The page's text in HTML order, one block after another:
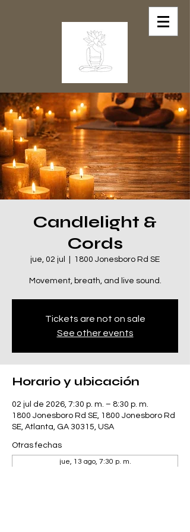
Candlelight &
Cords
jue, 02 jul 1800 Jonesboro Rd SE
Movement, breath, and live sound.
Tickets are not on sale
See other events
Horario y ubicación
02 jul de 2026, 7:30 p. m. – 8:30 p. m.
1800 Jonesboro Rd SE, 1800 Jonesboro Rd
SE, Atlanta, GA 30315, USA
Otras fechas
jue, 13 ago, 7:30 p. m.